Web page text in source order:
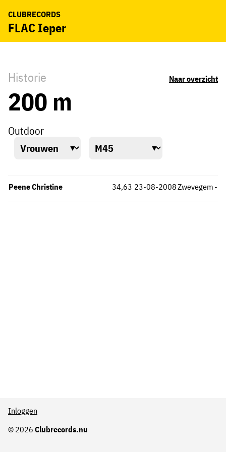
CLUBRECORDS
FLAC Ieper
Historie Naar overzicht
200 m
Outdoor
Peene Christine Zwevegem
34,63 -
23-08-2008
© 2026 Clubrecords.nu
Inloggen